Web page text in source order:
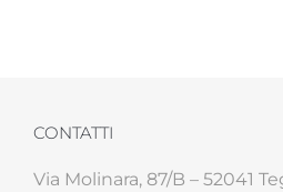
CONTATTI
Via Molinara, 87/B – 52041